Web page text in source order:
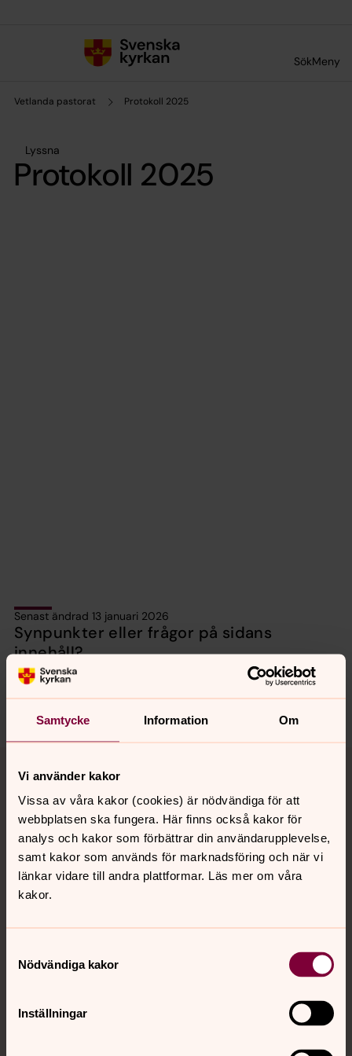
Samtycke Information Om
Vi använder kakor
Vissa av våra kakor (cookies) är nödvändiga för att
webbplatsen ska fungera. Här finns också kakor för
analys och kakor som förbättrar din användarupplevelse,
samt kakor som används för marknadsföring och när vi
länkar vidare till andra plattformar. Läs mer om våra
kakor.
Nödvändiga kakor
Inställningar
SökMeny
Vetlanda pastorat Protokoll 2025
Lyssna
Protokoll 2025
Senast ändrad 13 januari 2026
Synpunkter eller frågor på sidans
innehåll?
vetlanda.pastorat@svenskakyrkan.se
Dela
Kontakt
Kalender
Sociala kanaler